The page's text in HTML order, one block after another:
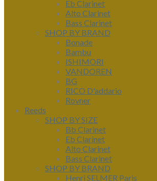
Eb Clarinet
Alto Clarinet
Bass Clarinet
SHOP BY BRAND
Bonade
Bambu
ISHIMORI
VANDOREN
BG
RICO D'addario
Rovner
Reeds
SHOP BY SIZE
Bb Clarinet
Eb Clarinet
Alto Clarinet
Bass Clarinet
SHOP BY BRAND
Henri SELMER Paris